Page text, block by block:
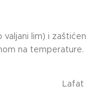
valjani lim) i zaštićen
na temperature.
Lafat